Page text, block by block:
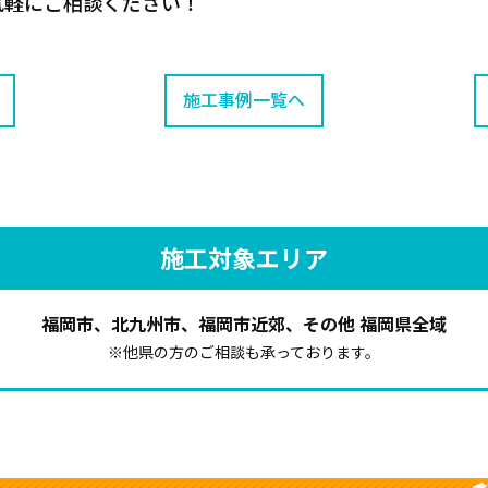
施工事例一覧へ
施工対象エリア
福岡市、北九州市、福岡市近郊、その他 福岡県全域
※他県の方のご相談も承っております。